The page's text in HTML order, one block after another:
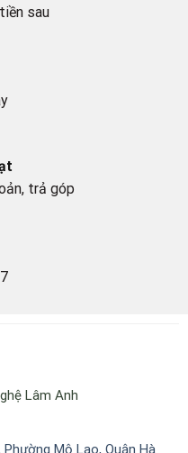
sau
trả góp
Lâm Anh
Mộ Lao, Quận Hà